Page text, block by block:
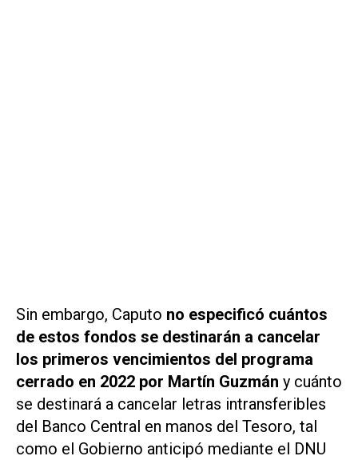
Sin embargo, Caputo no especificó cuántos
de estos fondos se destinarán a cancelar
los primeros vencimientos del programa
cerrado en 2022 por Martín Guzmán y cuánto
se destinará a cancelar letras intransferibles
del Banco Central en manos del Tesoro, tal
como el Gobierno anticipó mediante el DNU